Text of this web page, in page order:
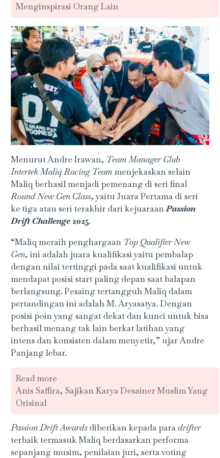
Menginspirasi Orang Lain
Menurut Andre Irawan, Team Manager Club
Intertek Maliq Racing Team menjekaskan selain
Maliq berhasil menjadi pemenang di seri final
Round New Gen Class, yaitu Juara Pertama di seri
ke tiga atau seri terakhir dari kejuaraanPassion
Drift Challenge2025.
“Maliq meraih penghargaan Top Qualifier New
Gen, ini adalah juara kualifikasi yaitu pembalap
dengan nilai tertinggi pada saat kualifikasi untuk
mendapat posisi start paling depan saat balapan
berlangsung. Pesaing tertangguh Maliq dalam
pertandingan ini adalah M. Aryasatya. Dengan
posisi poin yang sangat dekat dan kunci untuk bisa
berhasil menang tak lain berkat latihan yang
intens dan konsisten dalam menyetir,” ujar Andre
Panjang lebar.
Read more
Anis Saffira, Sajikan Karya Desainer Muslim Yang
Orisinal
Passion Drift Awardsdiberikan kepada paradrifter
terbaik termasuk Maliq berdasarkan performa
sepanjang musim, penilaian juri, serta voting